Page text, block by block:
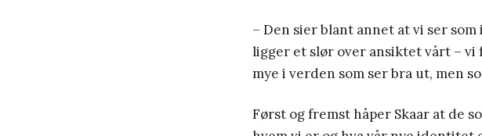
– Den sier blant annet at vi ser som
ligger et slør over ansiktet vårt – vi
mye i verden som ser bra ut, men
Først og fremst håper Skaar at de